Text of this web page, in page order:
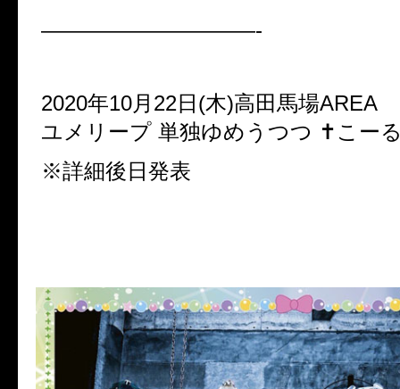
——————————-
2020年10月22日(木)高田馬場AREA
ユメリープ 単独ゆめうつつ ✝︎こー
※詳細後日発表